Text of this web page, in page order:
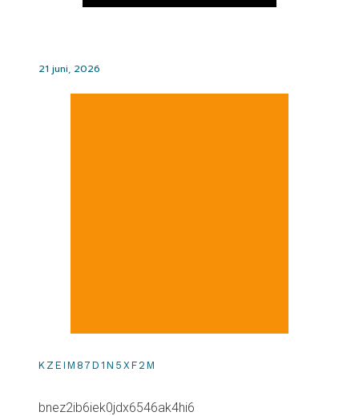
21 juni, 2026
KZEIM87D1N5XF2M
bnez2ib6iek0jdx6546ak4hi6